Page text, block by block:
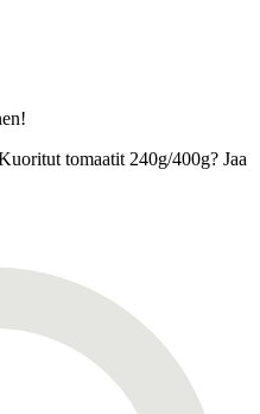
tomaatit 240g/400g? Jaa